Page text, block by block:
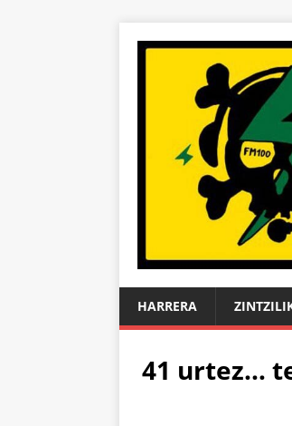
HARRERA
41 urtez…